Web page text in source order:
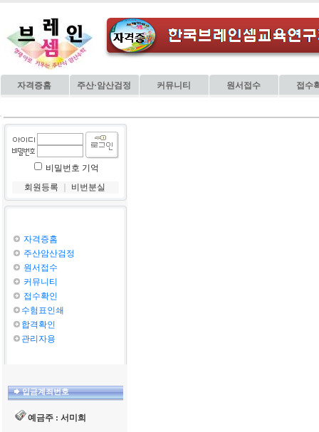
자격증홈 주산·암산검정 커뮤니티 원서접수 접수
비밀번호 기억
회원등록
비번분실
자격증홈
주산암산검정
원서접수
커뮤니티
접수확인
수험표인쇄
합격확인
관리자용
입금계죄번호
예금주 : 서미희